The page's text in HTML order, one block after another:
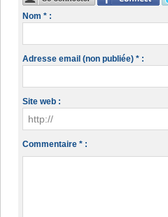
Nom * :
Adresse email (non publiée) * :
Site web :
Commentaire * :